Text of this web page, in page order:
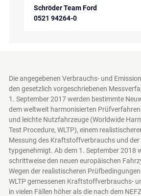
Schröder Team Ford
0521 94264-0
Die angegebenen Verbrauchs- und
den gesetzlich vorgeschriebenen
1. September 2017 werden bestimmte
dem weltweit harmonisierten
und leichte Nutzfahrzeuge (Worldwide
Test Procedure, WLTP), einem
Messung des Kraftstoffverbrauchs und der
typgenehmigt. Ab dem 1. September 2018
schrittweise den neuen europäischen
Wegen der realistischeren
WLTP gemessenen Kraftstoffverbrauchs-
in vielen Fällen höher als die nach dem